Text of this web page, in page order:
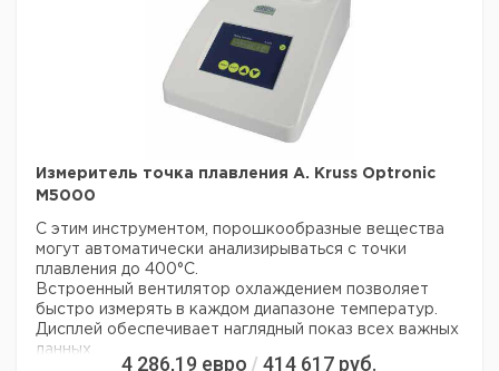
Мощность нагревания:
Электроснабжение:
115 - 230 В a.c.
Размеры (Ш х Д х В):
80 x 140 x 210 мм
Рекомендуем купить по низкой цене.
Измеритель точка плавления A. Kruss Optronic
M5000
С этим инструментом, порошкообразные вещества
могут автоматически анализирываться с точки
плавления до 400°C.
Встроенный вентилятор охлаждением позволяет
быстро измерять в каждом диапазоне температур.
Дисплей обеспечивает наглядный показ всех важных
данных.
4 286,19 евро / 414 617 руб.